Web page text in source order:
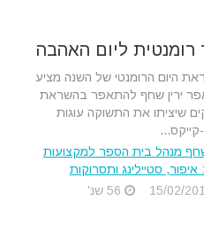
רומנטית ליום האהבה
היום הרומנטי של השנה מציע
ירין שחף להתאפר בהשראת
שיציתו את התשוקה עוגות
שחף מנהל בית הספר למקצועות
איפור, סטיילינג ותסרוקות